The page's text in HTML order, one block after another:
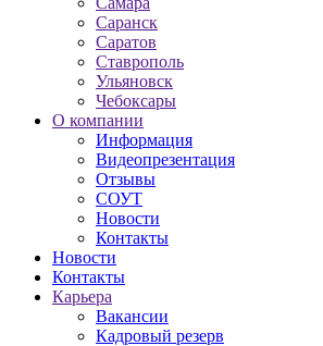
Саранск
Саратов
Ставрополь
Ульяновск
Чебоксары
О компании
Информация
Видеопрезентация
Отзывы
СОУТ
Новости
Контакты
Новости
Контакты
Карьера
Вакансии
Кадровый резерв